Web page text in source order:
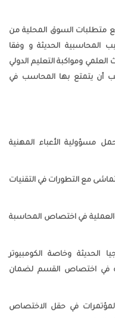
السوق المحلية من
الحديثة و وفقا
ومواكبة التعليم الدولي
أن يتمتع بها المحاسب في
مسؤولية الأعباء المهنية
مع التطورات في التقنيات
في اختصاص المحاسبة
وخاصة الكومبيوتر
في اختصاص القسم لضمان
في حقل الاختصاص